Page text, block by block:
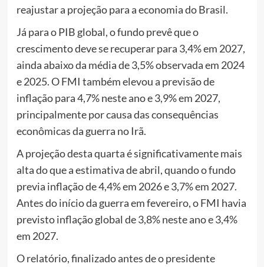
reajustar a projeção para a economia do Brasil.
Já para o PIB global, o fundo prevê que o
crescimento deve se recuperar para 3,4% em 2027,
ainda abaixo da média de 3,5% observada em 2024
e 2025. O FMI também elevou a previsão de
inflação para 4,7% neste ano e 3,9% em 2027,
principalmente por causa das consequências
econômicas da guerra no Irã.
A projeção desta quarta é significativamente mais
alta do que a estimativa de abril, quando o fundo
previa inflação de 4,4% em 2026 e 3,7% em 2027.
Antes do início da guerra em fevereiro, o FMI havia
previsto inflação global de 3,8% neste ano e 3,4%
em 2027.
O relatório, finalizado antes de o presidente